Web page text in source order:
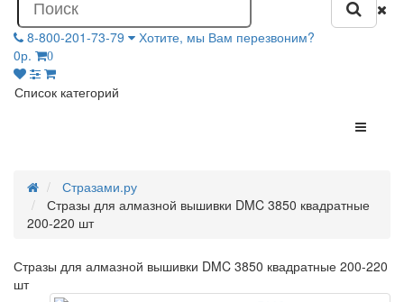
8-800-201-73-79
Хотите, мы Вам перезвоним?
0р.
0
Список категорий
Стразами.ру
Стразы для алмазной вышивки DMC 3850 квадратные
200-220 шт
Стразы для алмазной вышивки DMC 3850 квадратные 200-220
шт